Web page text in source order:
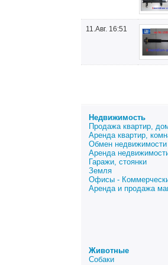
11.Авг. 16:51
Недвижимость
Продажа квартир,
Аренда квартир,
Обмен недвижимости
Аренда
Гаражи, стоянки
Земля
Офисы -
Аренда и продажа
Животные
Собаки